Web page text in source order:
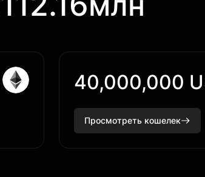
40,000,000
Просмотреть кошелек